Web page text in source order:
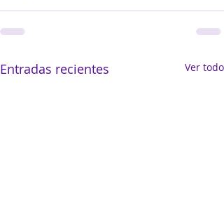
Entradas recientes Ver todo